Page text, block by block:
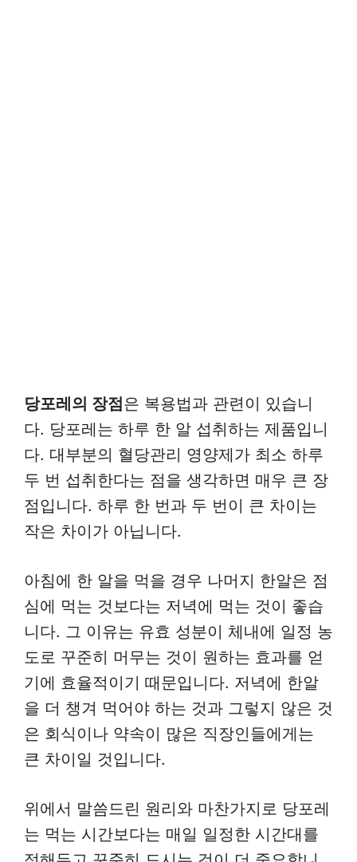
당포레의 장점은 복용법과 관련이 있습니
다. 당포레는 하루 한 알 섭취하는 제품입니
다. 대부분의 혈당관리 영양제가 최소 하루
두 번 섭취한다는 점을 생각하면 매우 큰 장
점입니다. 하루 한 번과 두 번이 큰 차이는
작은 차이가 아닙니다.
아침에 한 알을 먹을 경우 나머지 한알은 점
심에 먹는 것보다는 저녁에 먹는 것이 좋습
니다. 그 이유는 유효 성분이 체내에 일정 농
도로 꾸준히 머무는 것이 원하는 효과를 얻
기에 효율적이기 때문입니다. 저녁에 한알
을 더 챙겨 먹어야 하는 것과 그렇지 않은 것
은 회식이나 약속이 많은 직장인들에게는
큰 차이일 것입니다.
위에서 말씀드린 원리와 마찬가지로 당포레
는 먹는 시간보다는 매일 일정한 시간대를